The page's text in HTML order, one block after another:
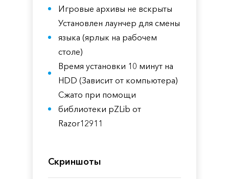
Игровые архивы не вскрыты
Установлен лаунчер для смены
языка (ярлык на рабочем
столе)
Время установки 10 минут на
HDD (Зависит от компьютера)
Сжато при помощи
библиотеки pZLib от
Razor12911
Скриншоты